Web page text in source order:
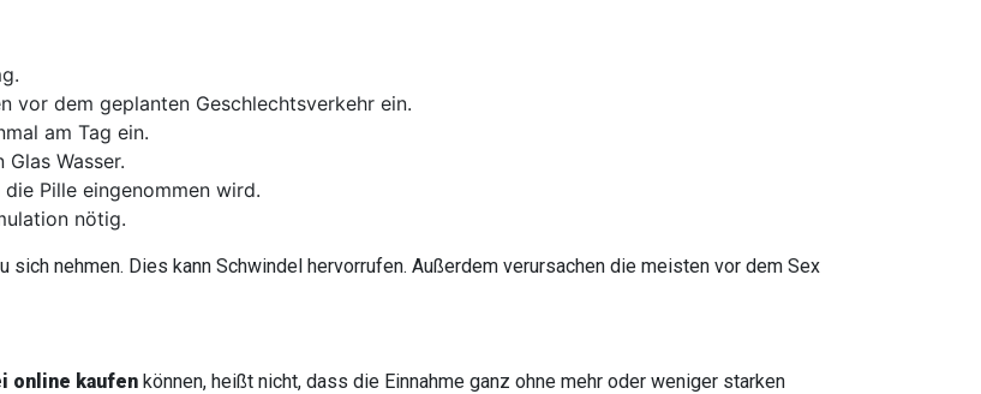
vor dem geplanten Geschlechtsverkehr ein.
am Tag ein.
Wasser.
Pille eingenommen wird.
nötig.
sich nehmen. Dies kann Schwindel hervorrufen. Außerdem verursachen die meisten vor dem Sex
online kaufen können, heißt nicht, dass die Einnahme ganz ohne mehr oder weniger starken